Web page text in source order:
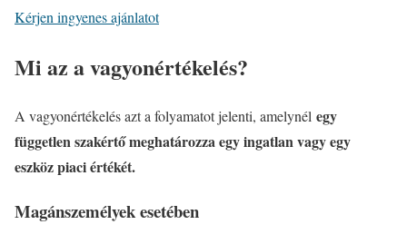
Kérjen ingyenes ajánlatot
Mi az a vagyonértékelés?
A vagyonértékelés azt a folyamatot jelenti, amelynél egy
független szakértő meghatározza egy ingatlan vagy egy
eszköz piaci értékét.
Magánszemélyek esetében